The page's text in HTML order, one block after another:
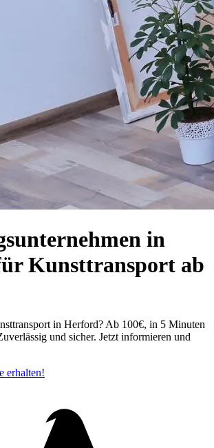
in
Kunsttransport ab
in Herford? Ab 100€, in 5 Minuten
und sicher. Jetzt informieren und
erhalten!